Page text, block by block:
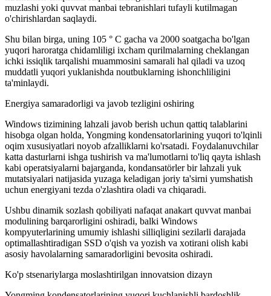
muzlashi yoki quvvat manbai tebranishlari tufayli kutilmagan
o'chirishlardan saqlaydi.
Shu bilan birga, uning 105 ° C gacha va 2000 soatgacha bo'lgan
yuqori haroratga chidamliligi ixcham qurilmalarning cheklangan
ichki issiqlik tarqalishi muammosini samarali hal qiladi va uzoq
muddatli yuqori yuklanishda noutbuklarning ishonchliligini
ta'minlaydi.
Energiya samaradorligi va javob tezligini oshiring
Windows tizimining lahzali javob berish uchun qattiq talablarini
hisobga olgan holda, Yongming kondensatorlarining yuqori to'lqinli
oqim xususiyatlari noyob afzalliklarni ko'rsatadi. Foydalanuvchilar
katta dasturlarni ishga tushirish va ma'lumotlarni to'liq qayta ishlash
kabi operatsiyalarni bajarganda, kondansatörler bir lahzali yuk
mutatsiyalari natijasida yuzaga keladigan joriy ta'sirni yumshatish
uchun energiyani tezda o'zlashtira oladi va chiqaradi.
Ushbu dinamik sozlash qobiliyati nafaqat anakart quvvat manbai
modulining barqarorligini oshiradi, balki Windows
kompyuterlarining umumiy ishlashi silliqligini sezilarli darajada
optimallashtiradigan SSD o'qish va yozish va xotirani olish kabi
asosiy havolalarning samaradorligini bevosita oshiradi.
Ko'p stsenariylarga moslashtirilgan innovatsion dizayn